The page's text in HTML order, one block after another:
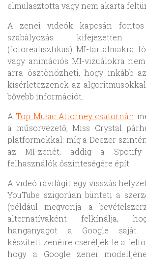
elmulasztotta vagy nem akarta
A zenei videók kapcsán
szabályozás kifejezetten
(fotorealisztikus) MI-tartalmakra
vagy animációs MI-vizuálokra
arra ösztönözheti, hogy inkább
kísérletezzenek az
bővebb információt.
A Top Music Attorney csatornán
a műsorvezető, Miss Crystal
platformokkal: míg a Deezer
az MI-zenét, addig a
felhasználók őszinteségére épít.
A videó rávilágít egy visszás
YouTube szigorúan bünteti a
(például megvonja a
alternatívaként felkínálja,
hanganyagot a Google saját
készített zenéire cseréljék le a
hogy a Google zenei